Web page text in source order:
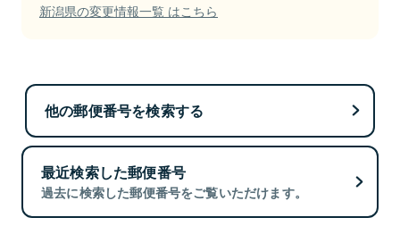
新潟県の変更情報一覧 はこちら
他の郵便番号を検索する
最近検索した郵便番号
過去に検索した郵便番号をご覧いただけます。